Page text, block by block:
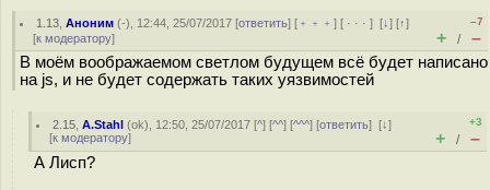
1.13 ,Аноним (-), 12:44, 25/07/2017 [ответить] [ ﹢﹢﹢] [ · · ·][↓] [↑]
[к модератору]
–7
+ / –
В моём воображаемом светлом будущем всё будет написано
на js, и не будет содержать таких уязвимостей
2.15 ,A.Stahl (ok), 12:50, 25/07/2017 [^] [^^] [^^^] [ответить][↓]
[к модератору]
+3
+ / –
А Лисп?